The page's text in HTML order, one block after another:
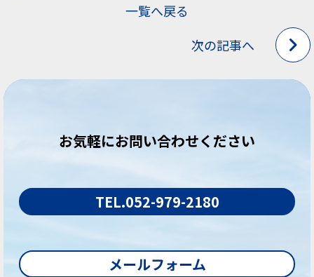
一覧へ戻る
次の記事へ
お気軽にお問い合わせください
TEL.052-979-2180
メールフォーム